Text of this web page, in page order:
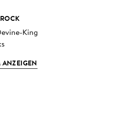
King